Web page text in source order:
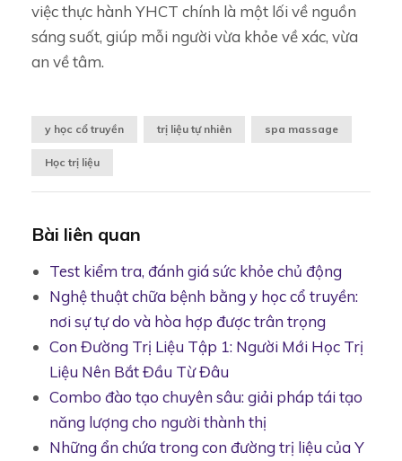
việc thực hành YHCT chính là một lối về nguồn
sáng suốt, giúp mỗi người vừa khỏe về xác, vừa
an về tâm.
y học cổ truyền trị liệu tự nhiên spa massage
Học trị liệu
Bài liên quan
Test kiểm tra, đánh giá sức khỏe chủ động
Nghệ thuật chữa bệnh bằng y học cổ truyền:
nơi sự tự do và hòa hợp được trân trọng
Con Đường Trị Liệu Tập 1: Người Mới Học Trị
Liệu Nên Bắt Đầu Từ Đâu
Combo đào tạo chuyên sâu: giải pháp tái tạo
năng lượng cho người thành thị
Những ẩn chứa trong con đường trị liệu của Y